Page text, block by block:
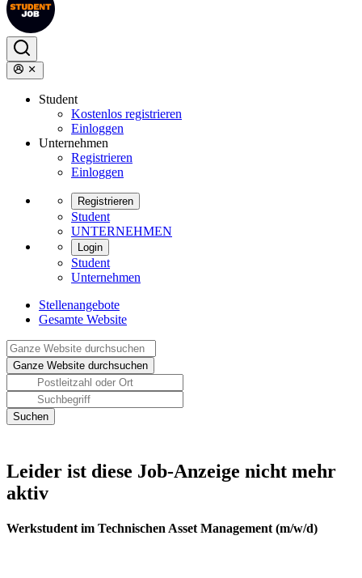
Student
Kostenlos registrieren
Einloggen
Unternehmen
Registrieren
Einloggen
Registrieren
Student
UNTERNEHMEN
Login
Student
Unternehmen
Stellenangebote
Gesamte Website
Leider ist diese Job-Anzeige nicht mehr
aktiv
Werkstudent im Technischen Asset Management (m/w/d)